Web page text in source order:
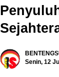
Senin, 12